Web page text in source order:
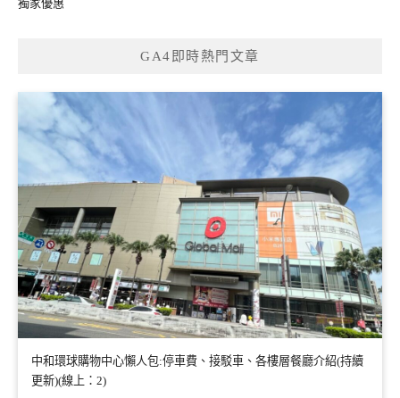
獨家優惠
GA4即時熱門文章
中和環球購物中心懶人包:停車費、接駁車、各樓層餐廳介紹(持續
更新)(線上：2)